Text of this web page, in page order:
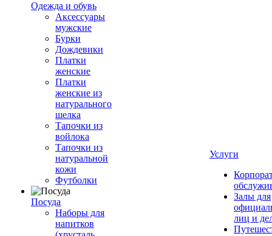
Одежда и обувь
Аксессуары
мужские
Бурки
Дождевики
Платки
женские
Платки
женские из
натурального
шелка
Тапочки из
войлока
Тапочки из
натуральной
кожи
Футболки
Посуда
Наборы для
напитков
Услуги
Залы для
лиц и